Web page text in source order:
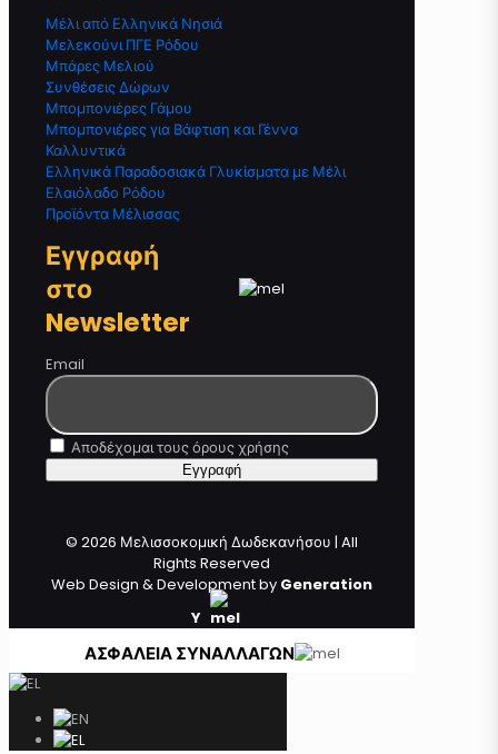
Μέλι από Ελληνικά Νησιά
Μελεκούνι ΠΓΕ Ρόδου
Μπάρες Μελιού
Συνθέσεις Δώρων
Μπομπονιέρες Γάμου
Μπομπονιέρες για Βάφτιση και Γέννα
Καλλυντικά
Ελληνικά Παραδοσιακά Γλυκίσματα με Μέλι
Ελαιόλαδο Ρόδου
Προϊόντα Μέλισσας
Εγγραφή
στο
Newsletter
Email
Αποδέχομαι τους όρους χρήσης
© 2026 Μελισσοκομική Δωδεκανήσου | All
Rights Reserved
Web Design & Development by Generation
Y
ΑΣΦΑΛΕΙΑ ΣΥΝΑΛΛΑΓΩΝ